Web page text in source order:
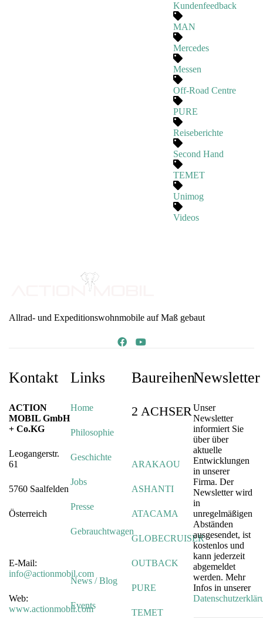
Kundenfeedback
MAN
Mercedes
Messen
Off-Road Centre
PURE
Reiseberichte
Second Hand
TEMET
Unimog
Videos
Allrad- und Expeditionswohnmobile auf Maß gebaut
Kontakt
ACTION
MOBIL GmbH
+ Co.KG
Leogangerstr.
61
5760 Saalfelden
Österreich
E-Mail:
info@actionmobil.com
Web:
www.actionmobil.com
Links
Home
Philosophie
Geschichte
Jobs
Presse
Gebrauchtwagen
News / Blog
Events
Baureihen
2 ACHSER
ARAKAOU
ASHANTI
ATACAMA
GLOBECRUISER
OUTBACK
PURE
TEMET
Newsletter
Unser
Newsletter
informiert Sie
über über
aktuelle
Entwicklungen
in unserer
Firma. Der
Newsletter wird
in
unregelmäßigen
Abständen
ausgesendet, ist
kostenlos und
kann jederzeit
abgemeldet
werden. Mehr
Infos in unserer